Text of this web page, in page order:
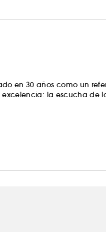
en 30 años como un
la escucha de